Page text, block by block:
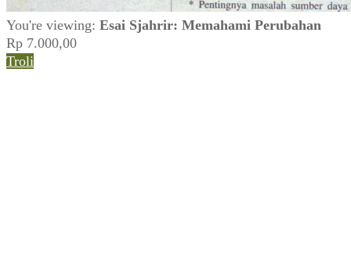
You're viewing: Esai Sjahrir: Memahami Perubahan
Rp 7.000,00
Troli